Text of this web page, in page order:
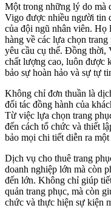
Một trong những lý do mà
Vigo được nhiều người tin
của đội ngũ nhân viên. Họ
hàng về các lựa chọn
yêu cầu cụ thể. Đồng thời,
chất lượng cao, luôn được
bảo sự hoàn hảo và sự tự
Không chỉ đơn thuần là
đối tác đồng hành của
Từ việc lựa chọn trang
đến cách tổ chức và thiết
bảo mọi chi tiết diễn ra
Dịch vụ cho thuê trang
doanh nghiệp lớn mà còn
đến lớn. Không chỉ giúp
quản trang phục, mà còn
chức và thực hiện sự kiện